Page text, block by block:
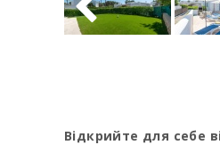
Відкрийте для себе